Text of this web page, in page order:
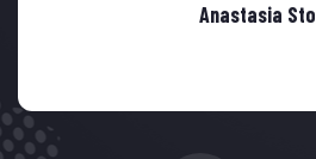
Anastasia